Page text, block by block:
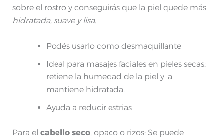
sobre el rostro y conseguirás que la piel quede más
hidratada, suave y lisa.
Podés usarlo como desmaquillante
Ideal para masajes faciales en pieles secas:
retiene la humedad de la piel y la
mantiene hidratada.
Ayuda a reducir estrias
Para el cabello seco, opaco o rizos: Se puede